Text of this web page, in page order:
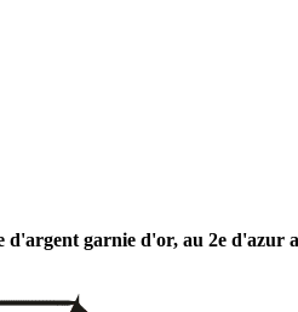
d'argent garnie d'or, au 2e